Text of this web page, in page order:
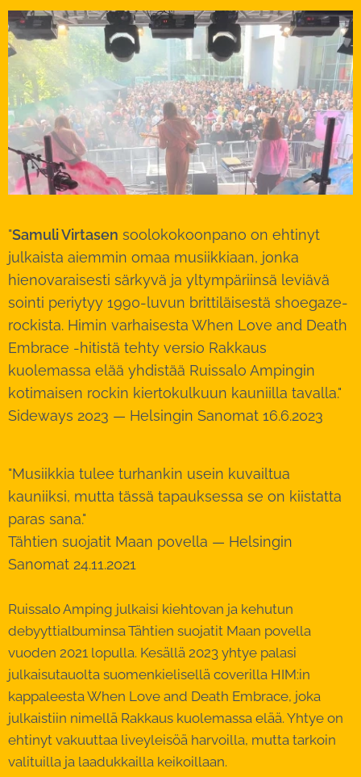
"Samuli Virtasen soolokokoonpano on ehtinyt
julkaista aiemmin omaa musiikkiaan, jonka
hienovaraisesti särkyvä ja yltympäriinsä leviävä
sointi periytyy 1990-luvun brittiläisestä shoegaze-
rockista. Himin varhaisesta When Love and Death
Embrace -hitistä tehty versio Rakkaus
kuolemassa elää yhdistää Ruissalo Ampingin
kotimaisen rockin kiertokulkuun kauniilla tavalla."
Sideways 2023 — Helsingin Sanomat 16.6.2023
"Musiikkia tulee turhankin usein kuvailtua
kauniiksi, mutta tässä tapauksessa se on kiistatta
paras sana."
Tähtien suojatit Maan povella — Helsingin
Sanomat 24.11.2021
Ruissalo Amping julkaisi kiehtovan ja kehutun
debyyttialbuminsa Tähtien suojatit Maan povella
vuoden 2021 lopulla. Kesällä 2023 yhtye palasi
julkaisutauolta suomenkielisellä coverilla HIM:in
kappaleesta When Love and Death Embrace, joka
julkaistiin nimellä Rakkaus kuolemassa elää. Yhtye on
ehtinyt vakuuttaa liveyleisöä harvoilla, mutta tarkoin
valituilla ja laadukkailla keikoillaan.